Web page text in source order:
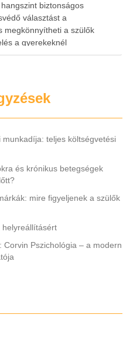
biztonságos
választást a
megkönnyítheti a szülők
a gyerekeknél
dezorientáltságot is
teljes költségvetési
és krónikus betegségek
mire figyeljenek a szülők
helyreállításért
Corvin Pszichológia – a modern